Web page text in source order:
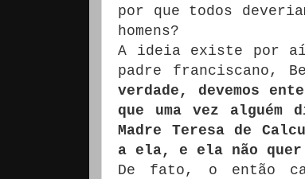
por que todos
homens?
A ideia existe por
padre franciscano,
verdade, devemos
que uma vez
Madre Teresa de
a ela, e ela não quer
De fato, o então